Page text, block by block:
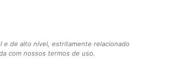
e de alto nível, estritamente relacionado
com nossos termos de uso.